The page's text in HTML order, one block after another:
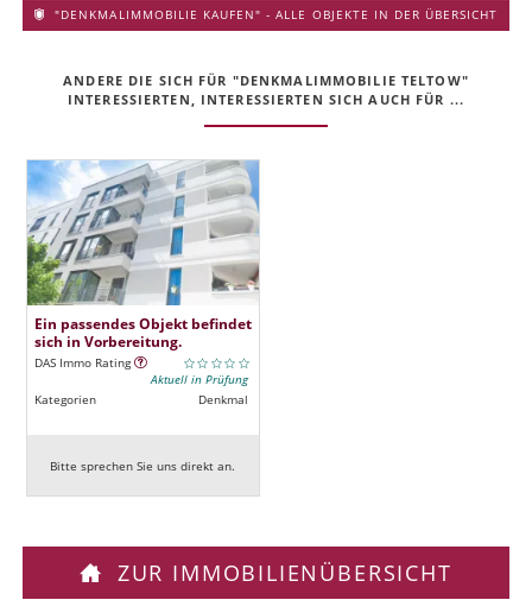
"DENKMALIMMOBILIE KAUFEN" - ALLE OBJEKTE IN DER ÜBERSICHT
ANDERE DIE SICH FÜR "DENKMALIMMOBILIE TELTOW"
INTERESSIERTEN, INTERESSIERTEN SICH AUCH FÜR ...
Ein passendes Objekt befindet
sich in Vorbereitung.
DAS Immo Rating
Aktuell in Prüfung
Kategorien
Denkmal
Bitte sprechen Sie uns direkt an.
ZUR IMMOBILIENÜBERSICHT